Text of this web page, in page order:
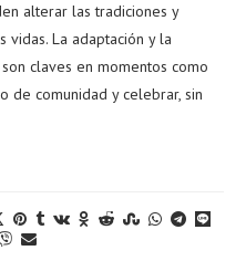
alterar las tradiciones y
vidas. La adaptación y la
claves en momentos como
de comunidad y celebrar, sin